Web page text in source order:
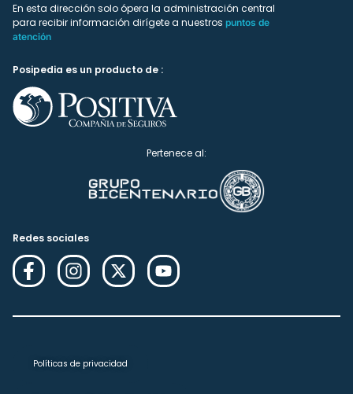
En esta dirección solo ópera la administración central
para recibir información dirígete a nuestros puntos de
atención
Posipedia es un producto de :
Pertenece al:
Redes sociales
Políticas de privacidad